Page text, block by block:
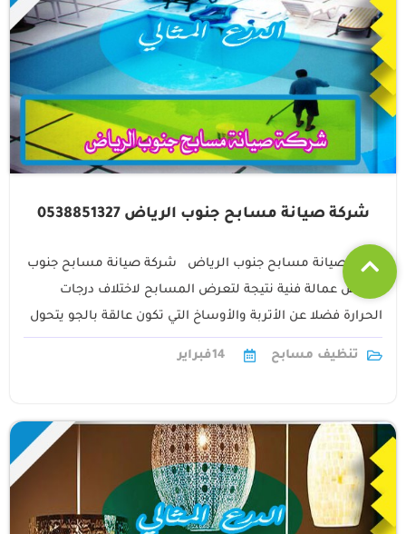
شركة صيانة مسابح جنوب الرياض 0538851327
شركة صيانة مسابح جنوب الرياض شركة صيانة مسابح جنوب
الرياض عمالة فنية نتيجة لتعرض المسابح لاختلاف درجات
الحرارة فضلا عن الأتربة والأوساخ التي تكون عالقة بالجو يتحول
شكلها الرائع إلى1
تنظيف مسابح
14فبراير